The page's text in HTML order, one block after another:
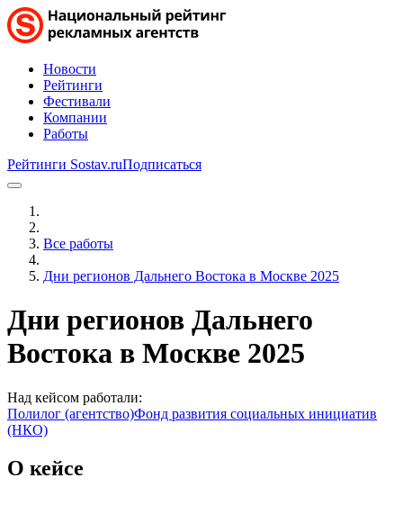
Новости
Рейтинги
Фестивали
Компании
Работы
Рейтинги Sostav.ruПодписаться
Все работы
Дни регионов Дальнего Востока в Москве 2025
Дни регионов Дальнего
Востока в Москве 2025
Над кейсом работали:
Полилог (агентство)Фонд развития социальных инициатив
(НКО)
О кейсе